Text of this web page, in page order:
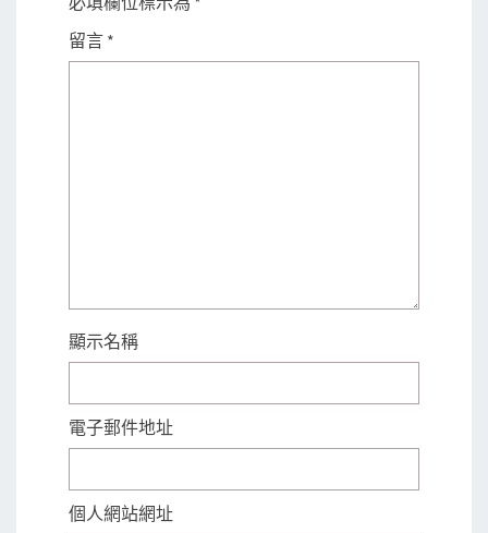
留言 *
顯示名稱
電子郵件地址
個人網站網址